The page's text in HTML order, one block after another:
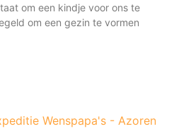
om een kindje voor ons te
om een gezin te vormen